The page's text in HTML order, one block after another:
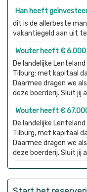
Han heeft
dit is de allerbeste
vakantiegeld aan uit te
Wouter heeft €
De landelijke
Tilburg: met kapitaal
Daarmee dragen we
deze boerderij. Sluit jij
Wouter heeft €
De landelijke
Tilburg, met kapitaal
Daarmee dragen we
deze boerderij. Sluit jij